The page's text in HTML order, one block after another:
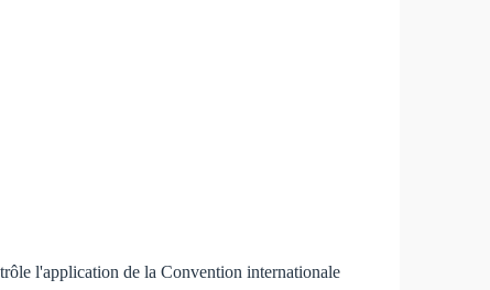
l'application de la Convention internationale